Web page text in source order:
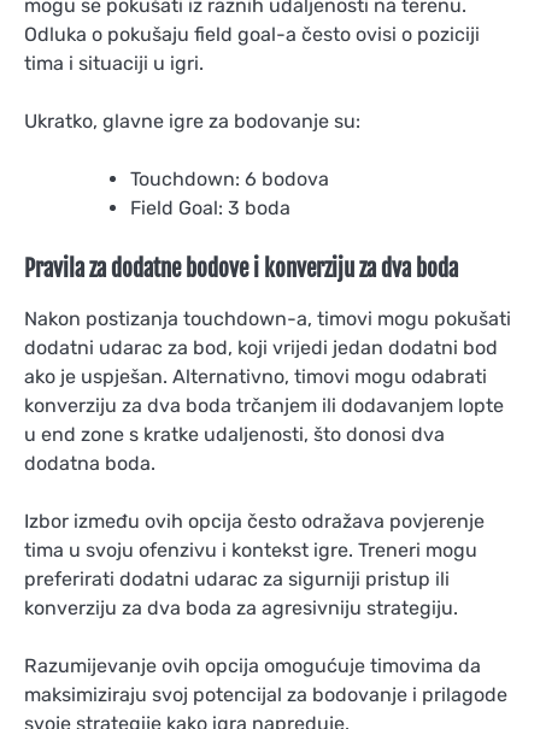
mogu se pokušati iz raznih udaljenosti na terenu.
Odluka o pokušaju field goal-a često ovisi o poziciji
tima i situaciji u igri.
Ukratko, glavne igre za bodovanje su:
Touchdown: 6 bodova
Field Goal: 3 boda
Pravila za dodatne bodove i konverziju za dva boda
Nakon postizanja touchdown-a, timovi mogu pokušati
dodatni udarac za bod, koji vrijedi jedan dodatni bod
ako je uspješan. Alternativno, timovi mogu odabrati
konverziju za dva boda trčanjem ili dodavanjem lopte
u end zone s kratke udaljenosti, što donosi dva
dodatna boda.
Izbor između ovih opcija često odražava povjerenje
tima u svoju ofenzivu i kontekst igre. Treneri mogu
preferirati dodatni udarac za sigurniji pristup ili
konverziju za dva boda za agresivniju strategiju.
Razumijevanje ovih opcija omogućuje timovima da
maksimiziraju svoj potencijal za bodovanje i prilagode
svoje strategije kako igra napreduje.